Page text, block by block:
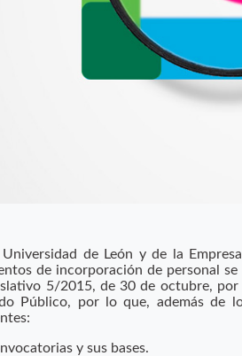
de León y de la
de incorporación de personal
5/2015, de 30 de octubre,
Público, por lo que, además de
y sus bases.